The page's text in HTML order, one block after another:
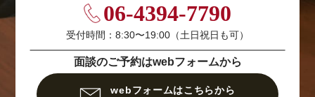
06-4394-7790
受付時間：8:30〜19:00（土日祝日も可）
面談のご予約はwebフォームから
webフォームはこちらから